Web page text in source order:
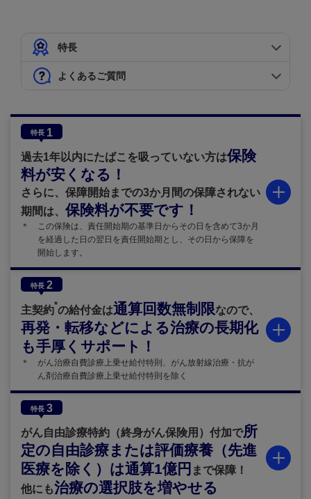
特長
よくあるご質問
特長 1
過去1年以内にたばこを吸っていない方は保険
料が安くなる！
さらに、保障開始までの3か月間の保障されない
期間は、 保険料が不要です！
＊
この保険は、責任開始期の基準日からその日を含めて3か月
を経過した日の翌日を責任開始期とし、その日から保障を
開始します。
特長 2
主契約*の給付金は通算回数無制限なので、
再発・転移などによる治療の長期化
も手厚くサポート！
＊
がん治療自費診療上乗せ給付特則、がん放射線治療・抗が
ん剤治療自費診療上乗せ給付特則を除く
特長 3
がん自由診療特約（終身がん保険用）付加で所
定の自由診療または評価療養（先進
医療を除く）は通算1億円 まで保障！
他にも治療の選択肢を増やせる